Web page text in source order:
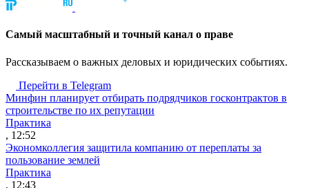
Cамый масштабный и точный канал о праве
Рассказываем о важных деловых и юридических событиях.
Перейти в Telegram
Минфин планирует отбирать подрядчиков госконтрактов в
строительстве по их репутации
Практика
, 12:52
Экономколлегия защитила компанию от переплаты за
пользование землей
Практика
, 12:43